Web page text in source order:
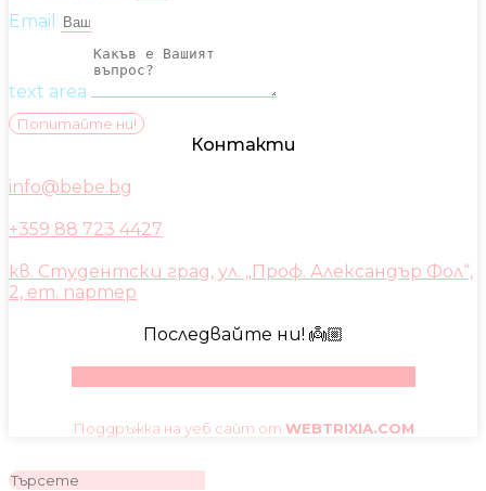
Email
text area
Попитайте ни!
Контакти
info@bebe.bg
+359 88 723 4427
кв. Студентски град, ул. „Проф. Александър Фол“,
2, ет. партер
Последвайте ни! 👼🏼
Поддръжка на уеб сайт от WEBTRIXIA.COM